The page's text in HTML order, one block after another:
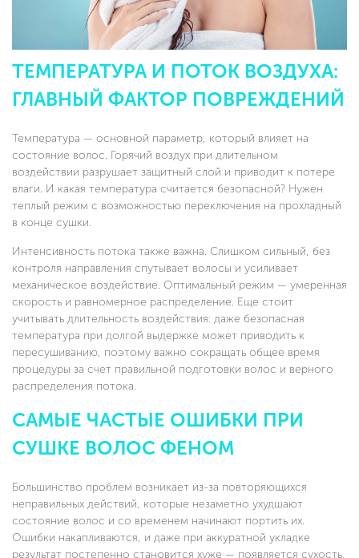
ТЕМПЕРАТУРА И ПОТОК ВОЗДУХА:
ГЛАВНЫЙ ФАКТОР ПОВРЕЖДЕНИЙ
Температура — основной параметр, который влияет на
состояние волос. Горячий воздух при длительном
воздействии разрушает защитный слой и приводит к потере
влаги. И какая температура считается безопасной? Нужен
теплый режим с возможностью переключения на прохладный
в конце сушки.
Интенсивность потока также важна. Слишком сильный, без
контроля направления спутывает волосы и усиливает
механическое воздействие. Оптимальный режим — умеренная
скорость и равномерное распределение. Еще стоит
учитывать длительность воздействия: даже безопасная
температура при долгой выдержке может приводить к
пересушиванию, поэтому важно сокращать общее время
процедуры за счет правильной подготовки волос и верного
распределения потока.
САМЫЕ ЧАСТЫЕ ОШИБКИ ПРИ
СУШКЕ ВОЛОС ФЕНОМ
Большинство проблем возникает из-за повторяющихся
неправильных действий, которые незаметно ухудшают
состояние волос и со временем начинают портить их.
Ошибки накапливаются, и даже при аккуратной укладке
результат постепенно становится хуже — появляется сухость,